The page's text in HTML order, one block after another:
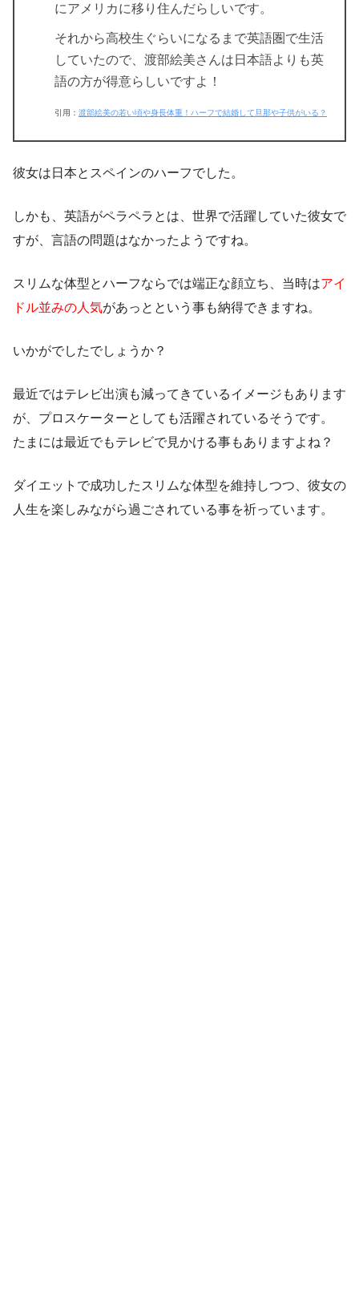
にアメリカに移り住んだらしいです。
それから高校生ぐらいになるまで英語圏で生活
していたので、渡部絵美さんは日本語よりも英
語の方が得意らしいですよ！
引用： 渡部絵美の若い頃や身長体重！ハーフで結婚して旦那や子供がいる？
彼女は日本とスペインのハーフでした。
しかも、英語がペラペラとは、世界で活躍していた彼女で
すが、言語の問題はなかったようですね。
スリムな体型とハーフならでは端正な顔立ち、当時はアイ
ドル並みの人気があっとという事も納得できますね。
いかがでしたでしょうか？
最近ではテレビ出演も減ってきているイメージもあります
が、プロスケーターとしても活躍されているそうです。
たまには最近でもテレビで見かける事もありますよね？
ダイエットで成功したスリムな体型を維持しつつ、彼女の
人生を楽しみながら過ごされている事を祈っています。